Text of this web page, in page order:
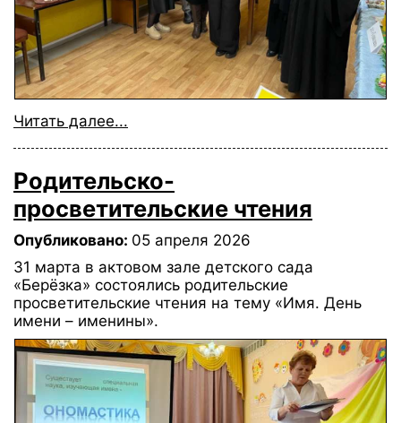
Читать далее...
Родительско-
просветительские чтения
Опубликовано: 05 апреля 2026
31 марта в актовом зале детского сада
«Берёзка» состоялись родительские
просветительские чтения на тему «Имя. День
имени – именины».